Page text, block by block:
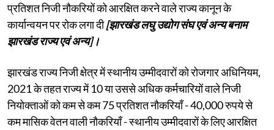
प्रतिशत निजी नौकरियों को आरक्षित करने वाले राज्य कानून के
कार्यान्वयन पर रोक लगा दी[झारखंड लघु उद्योग संघ एवं अन्य बनाम
झारखंड राज्य एवं अन्य]।
झारखंड राज्य निजी क्षेत्र में स्थानीय उम्मीदवारों को रोजगार अधिनियम,
2021 के तहत राज्य में 10 या उससे अधिक कर्मचारियों वाले निजी
नियोक्ताओं को कम से कम 75 प्रतिशत नौकरियाँ - 40,000 रुपये से
कम मासिक वेतन वाली नौकरियाँ - स्थानीय उम्मीदवारों के लिए आरक्षित